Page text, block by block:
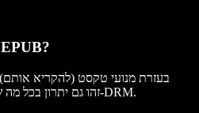
האם אפשר להקריא ספרי EPUB?
לדיבור כמו Speechify. זהו גם יתרון בכל מה שקשור ל-DRM.